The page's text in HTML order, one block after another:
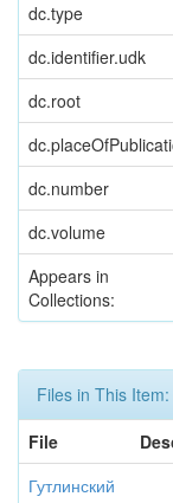
dc.type
dc.identifier.udk
dc.root
dc.number
dc.volume
Appears in
Collections:
Files in This Item:
File
Гутлинский